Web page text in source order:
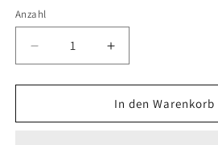
Anzahl
Anzahl
Verringere
die
Menge
Interphone
Erhöhe
die
Menge
für
Interphone
In den Warenkorb